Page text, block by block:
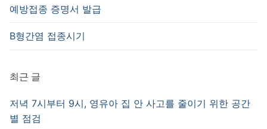
예방접종 증명서 발급
B형간염 접종시기
최근 글
저녁 7시부터 9시, 영유아 집 안 사고를 줄이기 위한 공간
별 점검